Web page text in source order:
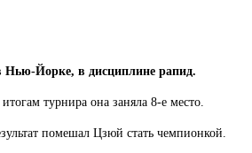
Нью-Йорке, в дисциплине рапид.
турнира она заняла 8-е место.
помешал Цзюй стать чемпионкой.